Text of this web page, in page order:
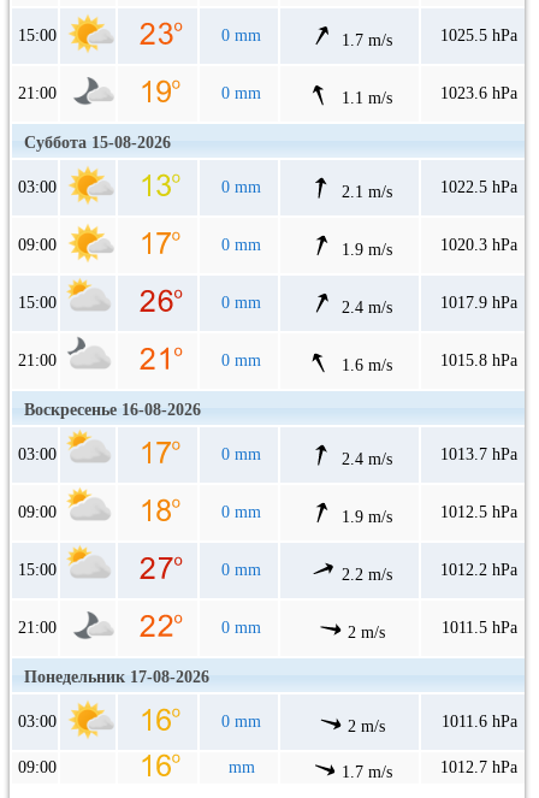
15:00 0 mm 1.7 m/s 1025.5 hPa
21:00 0 mm 1.1 m/s 1023.6 hPa
Суббота 15-08-2026
03:00 0 mm 2.1 m/s 1022.5 hPa
09:00 0 mm 1.9 m/s 1020.3 hPa
15:00 0 mm 2.4 m/s 1017.9 hPa
21:00 0 mm 1.6 m/s 1015.8 hPa
Воскресенье 16-08-2026
03:00 0 mm 2.4 m/s 1013.7 hPa
09:00 0 mm 1.9 m/s 1012.5 hPa
15:00 0 mm 2.2 m/s 1012.2 hPa
21:00 0 mm 2 m/s 1011.5 hPa
Понедельник 17-08-2026
03:00 0 mm 2 m/s 1011.6 hPa
09:00 mm 1.7 m/s 1012.7 hPa